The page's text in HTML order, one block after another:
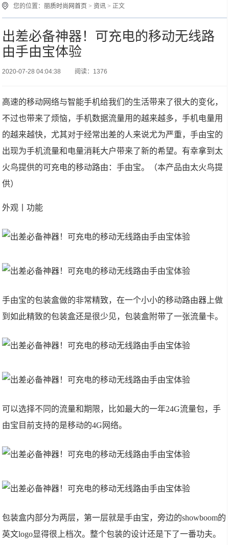
您的位置： 丽质时尚网首页 >资讯 > 正文
出差必备神器！可充电的移动无线路
由手由宝体验
2020-07-28 04:04:38 阅读：1376
高速的移动网络与智能手机给我们的生活带来了很大的变化，
不过也带来了烦恼，手机数据流量用的越来越多，手机电量用
的越来越快，尤其对于经常出差的人来说尤为严重，手由宝的
出现为手机流量和电量消耗大户带来了新的希望。有幸拿到太
火鸟提供的可充电的移动路由：手由宝。（本产品由太火鸟提
供）
外观丨功能
手由宝的包装盒做的非常精致，在一个小小的移动路由器上做
到如此精致的包装盒还是很少见，包装盒附带了一张流量卡。
可以选择不同的流量和期限，比如最大的一年24G流量包，手
由宝目前支持的是移动的4G网络。
包装盒内部分为两层，第一层就是手由宝，旁边的showboom的
英文logo显得很上档次。整个包装的设计还是下了一番功夫。